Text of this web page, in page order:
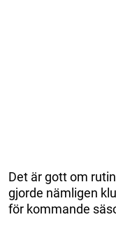
Det är gott om
gjorde nämligen
för kommande